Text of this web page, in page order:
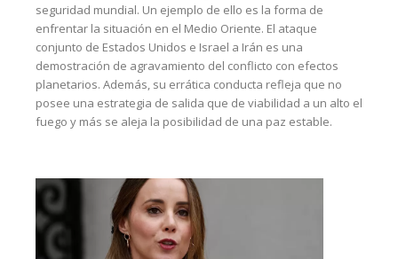
seguridad mundial. Un ejemplo de ello es la forma de
enfrentar la situación en el Medio Oriente. El ataque
conjunto de Estados Unidos e Israel a Irán es una
demostración de agravamiento del conflicto con efectos
planetarios. Además, su errática conducta refleja que no
posee una estrategia de salida que de viabilidad a un alto el
fuego y más se aleja la posibilidad de una paz estable.